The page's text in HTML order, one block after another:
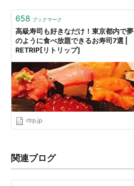
658 ブックマーク
高級寿司も好きなだけ！東京都内で夢
のように食べ放題できるお寿司7選 |
RETRIP[リトリップ]
rtrp.jp
関連ブログ